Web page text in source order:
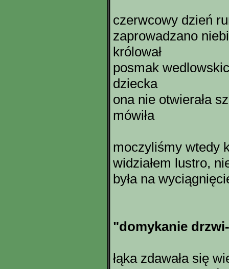
czerwcowy dzień
zaprowadzano
królował
posmak
dziecka
ona nie otwierała
mówiła
moczyliśmy wtedy
widziałem lustro,
była na
"domykanie
łąka zdawała się